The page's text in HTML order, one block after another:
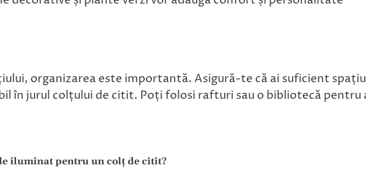
organizarea este importantă. Asigură-te că ai suficient spațiu
în jurul colțului de citit. Poți folosi rafturi sau o bibliotecă pentru
iluminat pentru un colț de citit?